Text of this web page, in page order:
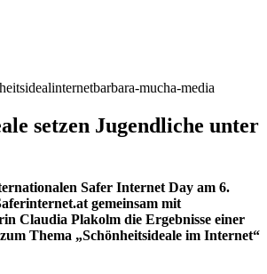
setzen Jugendliche unter
Safer Internet Day am 6.
gemeinsam mit
Claudia Plakolm die Ergebnisse einer
Thema „Schönheitsideale im Internet“